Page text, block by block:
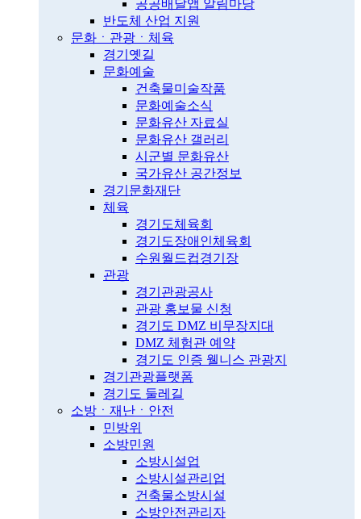
공공배달앱 알림마당
반도체 산업 지원
문화ㆍ관광ㆍ체육
경기옛길
문화예술
건축물미술작품
문화예술소식
문화유산 자료실
문화유산 갤러리
시군별 문화유산
국가유산 공간정보
경기문화재단
체육
경기도체육회
경기도장애인체육회
수원월드컵경기장
관광
경기관광공사
관광 홍보물 신청
경기도 DMZ 비무장지대
DMZ 체험관 예약
경기도 인증 웰니스 관광지
경기관광플랫폼
경기도 둘레길
소방ㆍ재난ㆍ안전
민방위
소방민원
소방시설업
소방시설관리업
건축물소방시설
소방안전관리자